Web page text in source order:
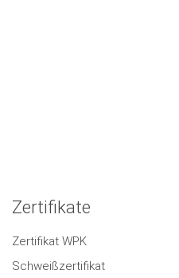
Zertifikate
Zertifikat WPK
Schweißzertifikat